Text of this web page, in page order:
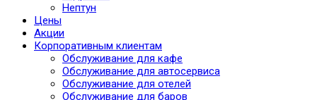
Нептун
Цены
Акции
Корпоративным клиентам
Обслуживание для кафе
Обслуживание для автосервиса
Обслуживание для отелей
Обслуживание для баров